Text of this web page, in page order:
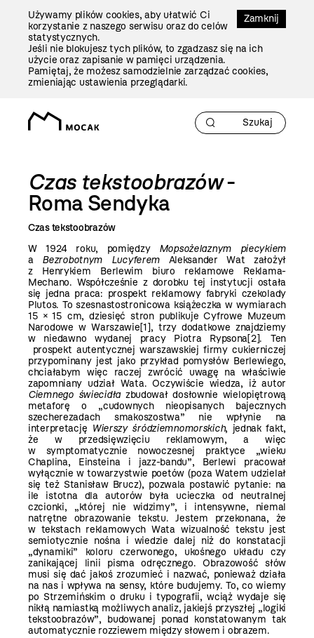
Zamknij
Używamy plików cookies, aby ułatwić Ci
korzystanie z naszego serwisu oraz do celów
statystycznych.
Jeśli nie blokujesz tych plików, to zgadzasz się na ich
użycie oraz zapisanie w pamięci urządzenia.
Pamiętaj, że możesz samodzielnie zarządzać cookies,
zmieniając ustawienia przeglądarki.
Czas tekstoobrazów-
Roma Sendyka
Czas tekstoobrazów
W 1924 roku, pomiędzy Mopsożelaznym piecykiem
a Bezrobotnym Lucyferem Aleksander Wat założył
z Henrykiem Berlewim biuro reklamowe Reklama-
Mechano. Współcześnie z dorobku tej instytucji ostała
się jedna praca: prospekt reklamowy fabryki czekolady
Plutos. To szesnastostronicowa książeczka w wymiarach
15 × 15 cm, dziesięć stron publikuje Cyfrowe Muzeum
Narodowe w Warszawie[1], trzy dodatkowe znajdziemy
w niedawno wydanej pracy Piotra Rypsona[2]. Ten
prospekt autentycznej warszawskiej firmy cukierniczej
przypominany jest jako przykład pomysłów Berlewiego,
chciałabym więc raczej zwrócić uwagę na właściwie
zapomniany udział Wata. Oczywiście wiedza, iż autor
Ciemnego świecidłazbudował dosłownie wielopiętrową
metaforę o „cudownych nieopisanych bajecznych
szecherezadach smakoszostwa” nie wpłynie na
interpretację Wierszy śródziemnomorskich, jednak fakt,
że w przedsięwzięciu reklamowym, a więc
w symptomatycznie nowoczesnej praktyce „wieku
Chaplina, Einsteina i jazz-bandu”, Berlewi pracował
wyłącznie w towarzystwie poetów (poza Watem udzielał
się też Stanisław Brucz), pozwala postawić pytanie: na
ile istotna dla autorów była ucieczka od neutralnej
czcionki, „której nie widzimy”, i intensywne, niemal
natrętne obrazowanie
tekstu. Jestem przekonana, że
w tekstach reklamowych Wata wizualność tekstu jest
semiotycznie nośna i wiedzie dalej niż do konstatacji
„dynamiki” koloru czerwonego, ukośnego układu czy
zanikającej linii pisma odręcznego. Obrazowość słów
musi się dać jakoś zrozumieć i nazwać, ponieważ działa
na nas i wpływa na sensy, które budujemy. To, co wiemy
po Strzemińskim o druku i typografii, wciąż wydaje się
nikłą namiastką możliwych analiz, jakiejś przyszłej „logiki
tekstoobrazów”, budowanej ponad konstatowanym tak
automatycznie rozziewem między słowem i obrazem.